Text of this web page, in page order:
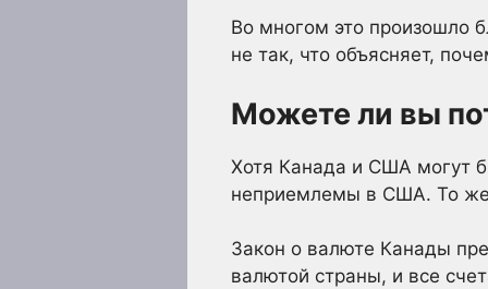
Во многом это произошло
не так, что объясняет,
Можете ли вы
Хотя Канада и США могут
неприемлемы в США. То же
Закон о валюте Канады
валютой страны, и все